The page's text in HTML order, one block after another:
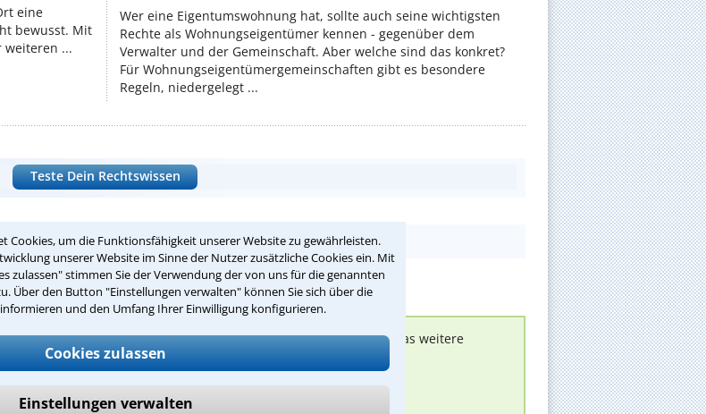
Cookies, um die Funktionsfähigkeit unserer Website zu gewährleisten.
unserer Website im Sinne der Nutzer zusätzliche Cookies ein. Mit
zulassen" stimmen Sie der Verwendung der von uns für die genannten
Über den Button "Einstellungen verwalten" können Sie sich über die
und den Umfang Ihrer Einwilligung konfigurieren.
Cookies zulassen
Einstellungen verwalten
eine
bewusst. Mit
weiteren ...
Wer eine Eigentumswohnung hat, sollte auch seine wichtigsten
Rechte als Wohnungseigentümer kennen - gegenüber dem
Verwalter und der Gemeinschaft. Aber welche sind das konkret?
Für Wohnungseigentümergemeinschaften gibt es besondere
Regeln, niedergelegt ...
Teste Dein Rechtswissen
sich spezialisierte Rechtsanwälte bei Ihnen melden, um das weitere
Anwalt ist für Sie kostenlos.